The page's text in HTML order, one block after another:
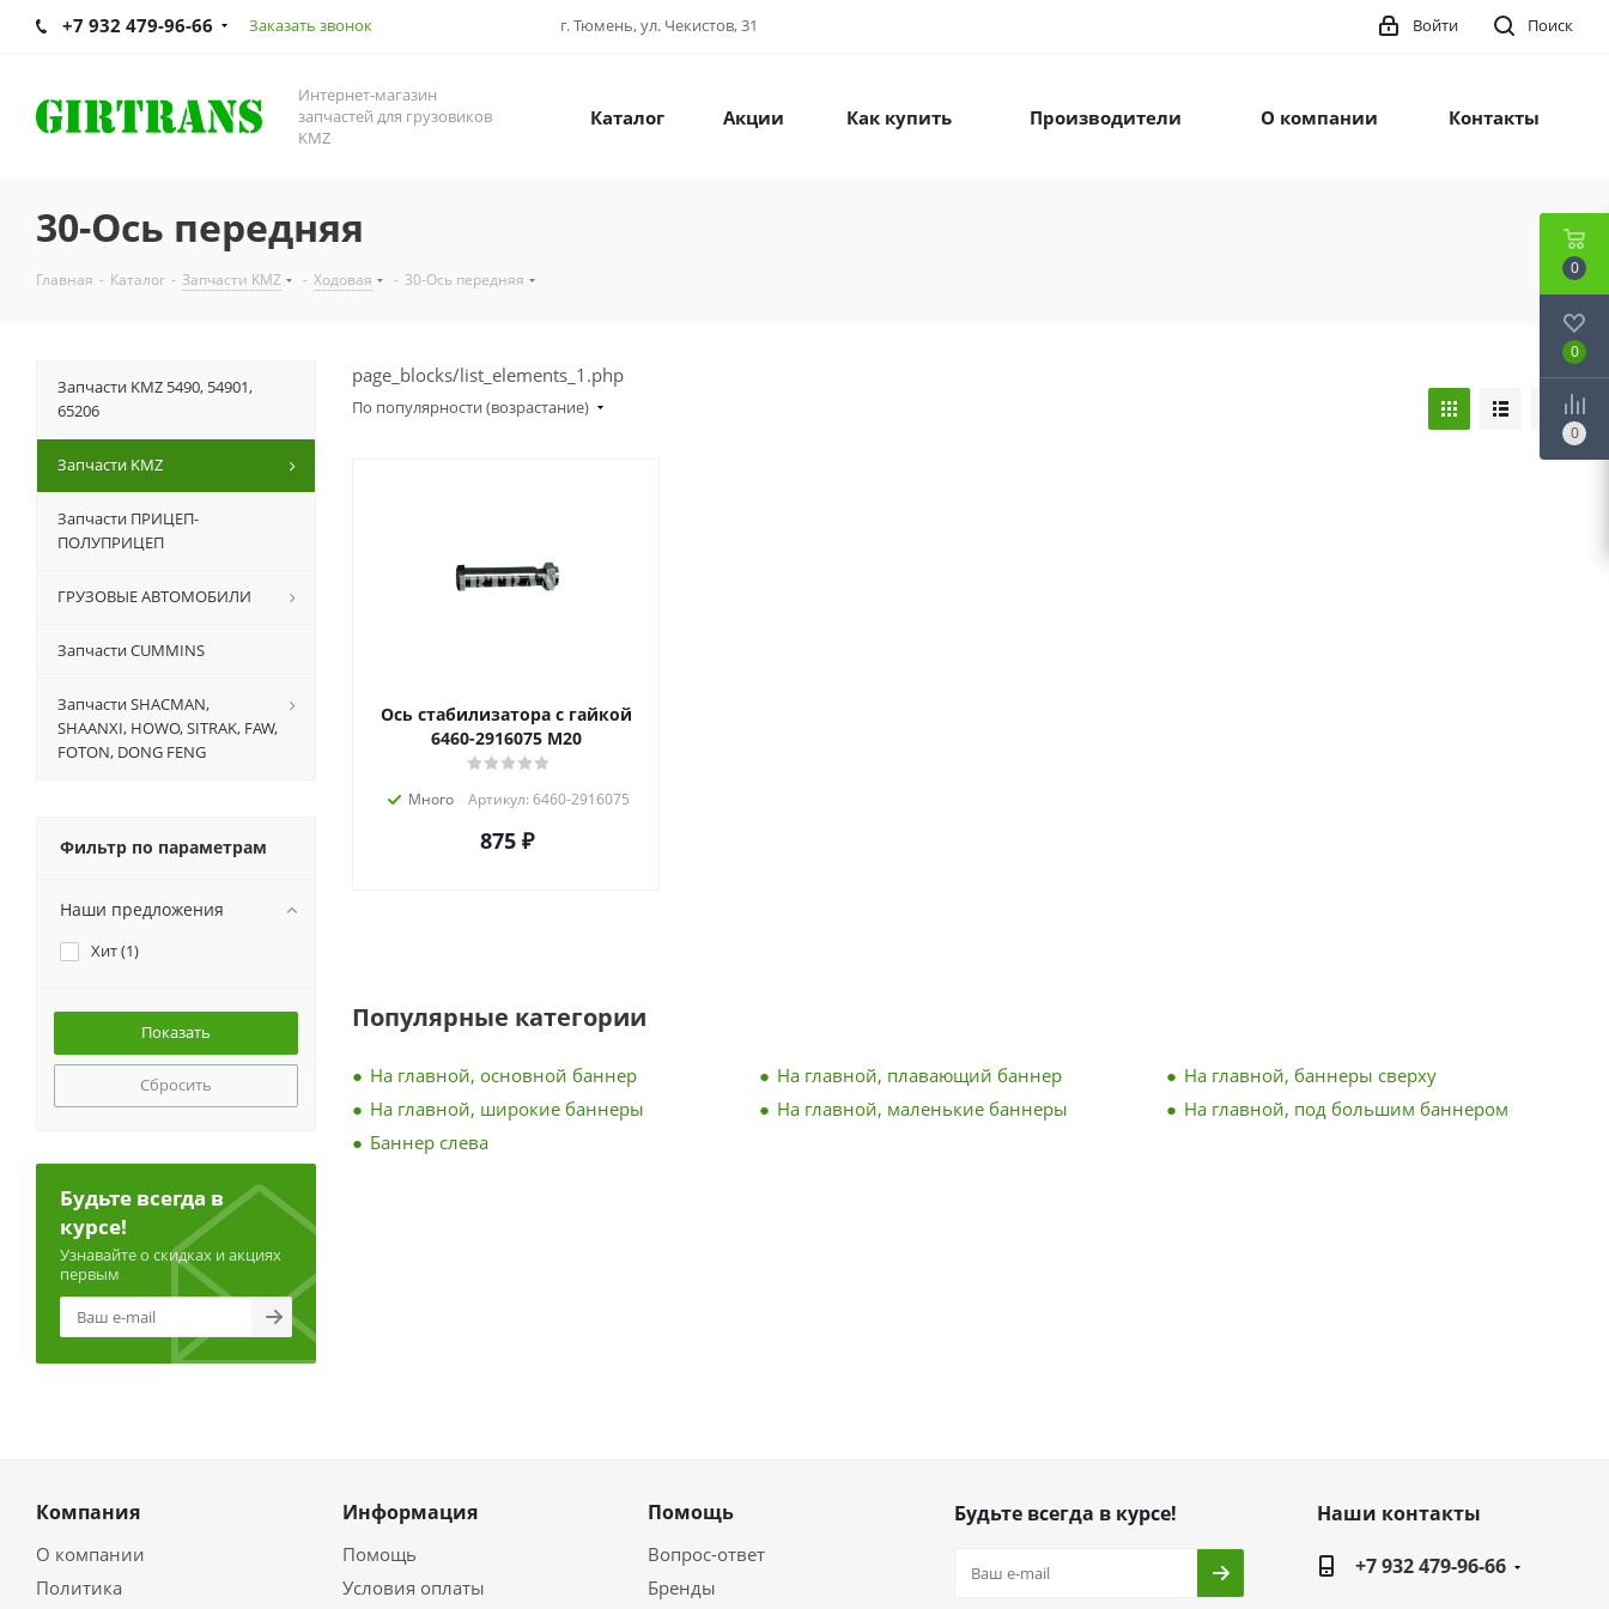
+7 932 479-96-66 Заказать звонок г. Тюмень, ул. Чекистов, 31 Поиск
Войти
Интернет-магазин
запчастей для грузовиков
KMZ
Каталог Акции Как купить Производители О компании Контакты
30-Ось передняя
Главная - Каталог - Запчасти KMZ - Ходовая - 30-Ось передняя
page_blocks/list_elements_1.php
По популярности (возрастание)
Ось стабилизатора с гайкой
6460-2916075 М20
Много Артикул: 6460-2916075
875₽
Популярные категории
На главной, основной баннер На главной, плавающий баннер
На главной, баннеры сверху
На главной, широкие баннеры
На главной, маленькие баннеры
На главной, под большим баннером
Баннер слева
Запчасти KMZ 5490, 54901,
65206
Запчасти KMZ
Запчасти ПРИЦЕП-
ПОЛУПРИЦЕП
ГРУЗОВЫЕ АВТОМОБИЛИ
Запчасти CUMMINS
Запчасти SHACMAN,
SHAANXI, HOWO, SITRAK, FAW,
FOTON, DONG FENG
Фильтр по параметрам
Наши предложения
Хит (1)
Сбросить
Будьте всегда в
курсе!
Узнавайте о скидках и акциях
первым
Компания
О компании
Политика
Информация
Помощь
Условия оплаты
Помощь
Вопрос-ответ
Бренды
Будьте всегда в курсе!
Наши контакты
+7 932 479-96-66
0
0
0